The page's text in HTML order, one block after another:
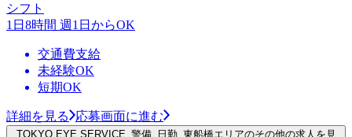
シフト
1日8時間 週1日からOK
交通費支給
未経験OK
短期OK
詳細を見る 応募画面に進む
TOKYO EYE SERVICE_警備_日勤_東船橋エリアのその他の求人を見